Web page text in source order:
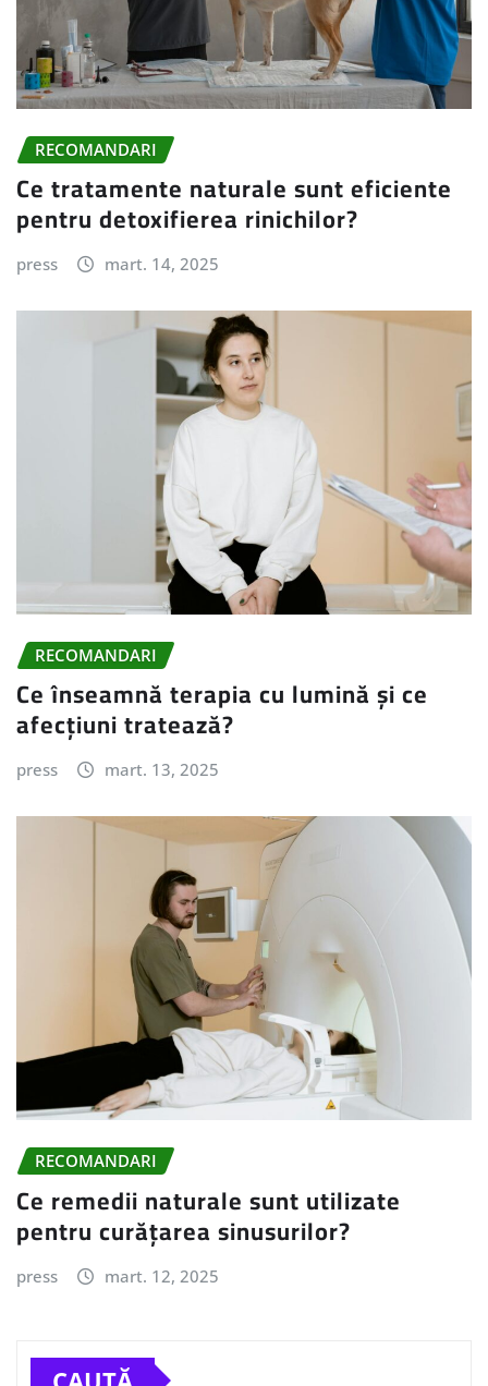
RECOMANDARI
Ce tratamente naturale sunt eficiente
pentru detoxifierea rinichilor?
press mart. 14, 2025
RECOMANDARI
Ce înseamnă terapia cu lumină și ce
afecțiuni tratează?
press mart. 13, 2025
RECOMANDARI
Ce remedii naturale sunt utilizate
pentru curățarea sinusurilor?
press mart. 12, 2025